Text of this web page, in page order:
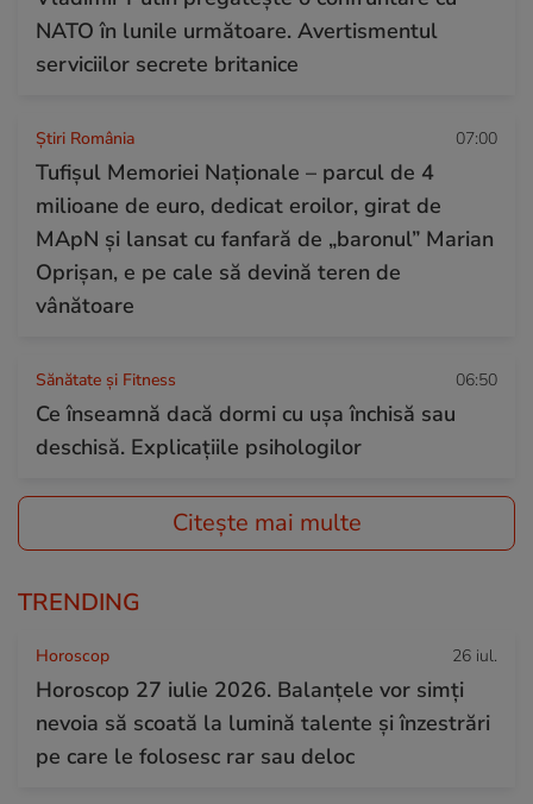
NATO în lunile următoare. Avertismentul
serviciilor secrete britanice
Știri România 07:00
Tufișul Memoriei Naționale – parcul de 4
milioane de euro, dedicat eroilor, girat de
MApN și lansat cu fanfară de „baronul” Marian
Oprișan, e pe cale să devină teren de
vânătoare
Sănătate și Fitness 06:50
Ce înseamnă dacă dormi cu ușa închisă sau
deschisă. Explicațiile psihologilor
Citește mai multe
TRENDING
Horoscop 26 iul.
Horoscop 27 iulie 2026. Balanțele vor simți
nevoia să scoată la lumină talente și înzestrări
pe care le folosesc rar sau deloc